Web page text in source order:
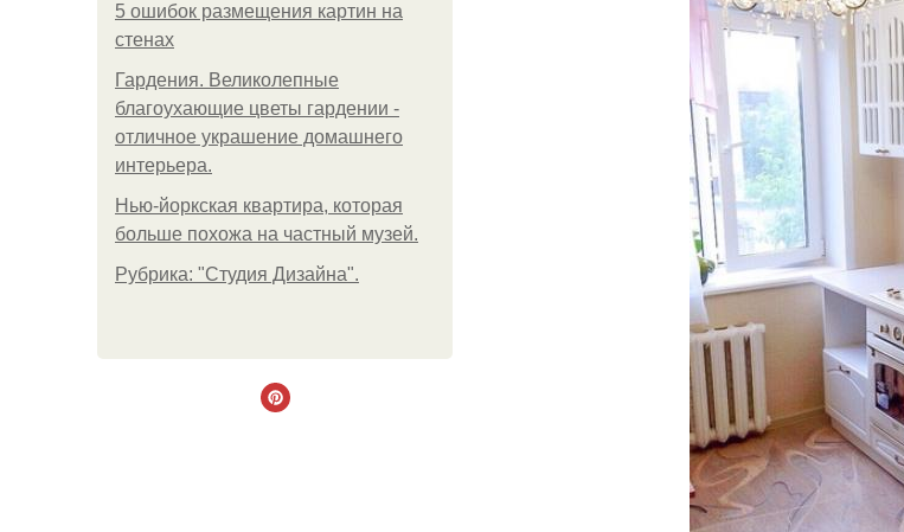
5 ошибок размещения картин на
стенах
Гардения. Великолепные
благоухающие цветы гардении -
отличное украшение домашнего
интерьера.
Нью-йоркская квартира, которая
больше похожа на частный музей.
Рубрика: "Студия Дизайна".